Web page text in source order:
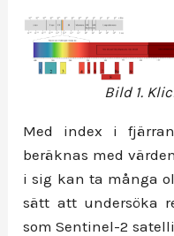
Bild 1.
Med index i
beräknas med
i sig kan ta många
sätt att undersöka
som Sentinel-2